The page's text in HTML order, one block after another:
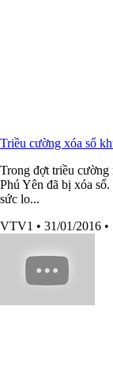
Triều cường xóa sổ
Trong đợt triều cường
Phú Yên đã bị xóa
sức lo...
VTV1 • 31/01/2016